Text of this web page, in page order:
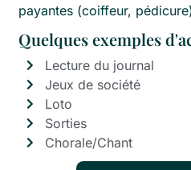
payantes (coiffeur,
Quelques exemples
Lecture du journal
Jeux de société
Loto
Sorties
Chorale/Chant